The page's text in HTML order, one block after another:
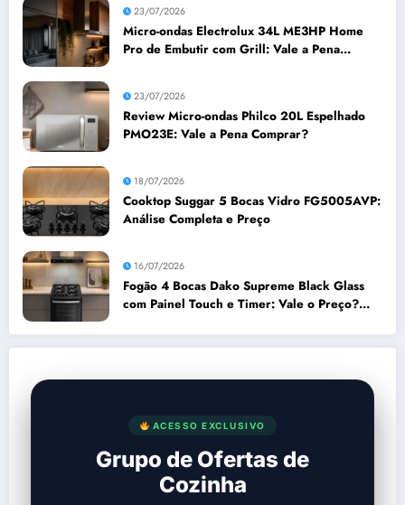
23/07/2026
Micro-ondas Electrolux 34L ME3HP Home
Pro de Embutir com Grill: Vale a Pena
23/07/2026
Review Micro-ondas Philco 20L Espelhado
PMO23E: Vale a Pena Comprar?
18/07/2026
Cooktop Suggar 5 Bocas Vidro FG5005AVP:
Análise Completa e Preço
16/07/2026
Fogão 4 Bocas Dako Supreme Black Glass
com Painel Touch e Timer: Vale o Preço?
ACESSO EXCLUSIVO
Grupo de Ofertas de
Cozinha